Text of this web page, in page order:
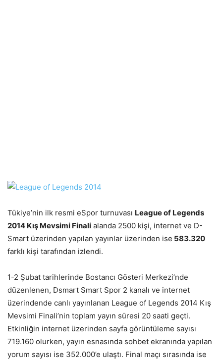
Tükiye’nin ilk resmi eSpor turnuvası League of Legends
2014 Kış Mevsimi Finali alanda 2500 kişi, internet ve D-
Smart üzerinden yapılan yayınlar üzerinden ise 583.320
farklı kişi tarafından izlendi.
1-2 Şubat tarihlerinde Bostancı Gösteri Merkezi’nde
düzenlenen, Dsmart Smart Spor 2 kanalı ve internet
üzerindende canlı yayınlanan League of Legends 2014 Kış
Mevsimi Finali’nin toplam yayın süresi 20 saati geçti.
Etkinliğin internet üzerinden sayfa görüntüleme sayısı
719.160 olurken, yayın esnasında sohbet ekranında yapılan
yorum sayısı ise 352.000’e ulaştı. Final maçı sırasında ise